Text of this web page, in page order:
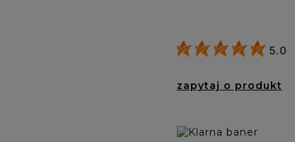
5.0
zapytaj o produkt